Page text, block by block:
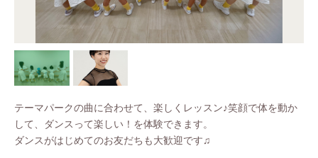
テーマパークの曲に合わせて、楽しくレッスン♪笑顔で体を動か
して、ダンスって楽しい！を体験できます。
ダンスがはじめてのお友だちも大歓迎です♫